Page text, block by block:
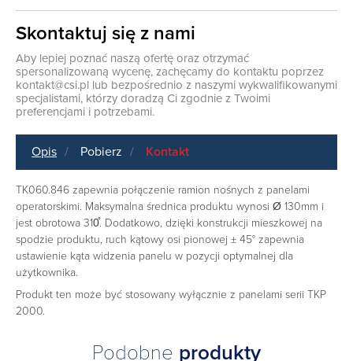
Skontaktuj się z nami
Aby lepiej poznać naszą ofertę oraz otrzymać
spersonalizowaną wycenę, zachęcamy do kontaktu poprzez
kontakt@csi.pl lub bezpośrednio z naszymi wykwalifikowanymi
specjalistami, którzy doradzą Ci zgodnie z Twoimi
preferencjami i potrzebami.
Opis Pobierz Kontakt
TK060.846 zapewnia połączenie ramion nośnych z panelami
operatorskimi. Maksymalna średnica produktu wynosi Ø 130mm i
jest obrotowa 310̊. Dodatkowo, dzięki konstrukcji mieszkowej na
spodzie produktu, ruch kątowy osi pionowej ± 45° zapewnia
ustawienie kąta widzenia panelu w pozycji optymalnej dla
użytkownika.
Produkt ten może być stosowany wyłącznie z panelami serii TKP
2000.
Podobne produkty